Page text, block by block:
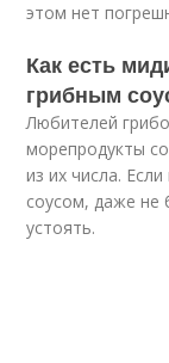
этом нет
Как есть
грибным
Любителей
морепродукты
из их числа.
соусом, даже не
устоять.